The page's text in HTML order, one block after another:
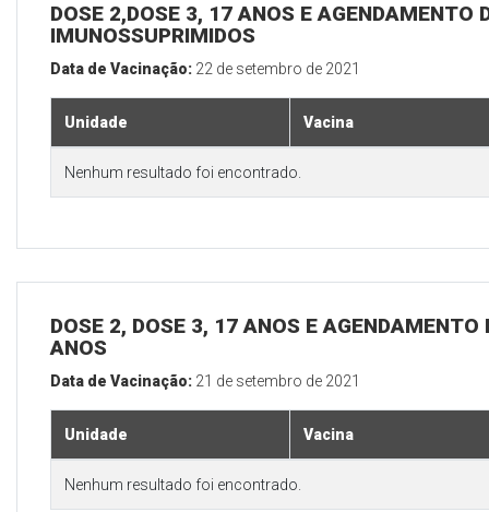
DOSE 2,DOSE 3, 17 ANOS E AGENDAMENTO
IMUNOSSUPRIMIDOS
Data de Vacinação: 22 de setembro de 2021
Unidade Vacina
Nenhum resultado foi encontrado.
DOSE 2, DOSE 3, 17 ANOS E
ANOS
Data de Vacinação: 21 de setembro de 2021
Unidade Vacina
Nenhum resultado foi encontrado.